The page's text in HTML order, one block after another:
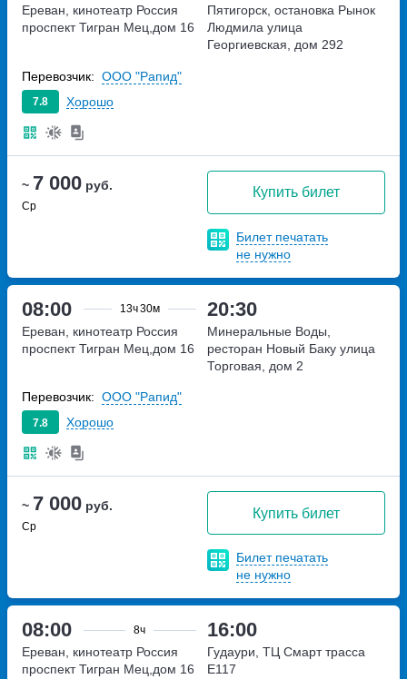
~ 7 000 руб.
Ср
Купить билет
Билет печатать
не нужно
Ереван, кинотеатр Россия
проспект Тигран Мец,дом 16
Пятигорск, остановка Рынок
Людмила улица
Георгиевская, дом 292
7.8 Хорошо
Перевозчик: ООО "Рапид"
08:00 13ч30м 20:30
~ 7 000 руб.
Ср
Купить билет
Билет печатать
не нужно
Ереван, кинотеатр Россия
проспект Тигран Мец,дом 16
Минеральные Воды,
ресторан Новый Баку улица
Торговая, дом 2
7.8 Хорошо
Перевозчик: ООО "Рапид"
08:00 8ч 16:00
Ереван, кинотеатр Россия
проспект Тигран Мец,дом 16
Гудаури, ТЦ Смарт трасса
E117